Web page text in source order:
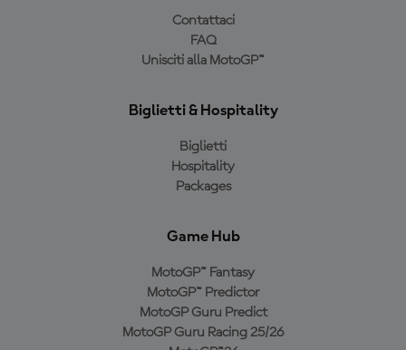
Contattaci
FAQ
Unisciti alla MotoGP™
Biglietti & Hospitality
Biglietti
Hospitality
Packages
Game Hub
MotoGP™ Fantasy
MotoGP™ Predictor
MotoGP Guru Predict
MotoGP Guru Racing 25/26